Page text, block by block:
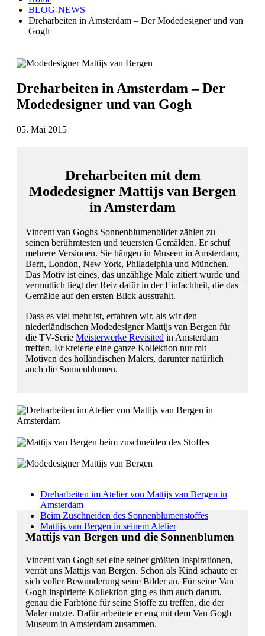
BLOG-NEWS
Dreharbeiten in Amsterdam – Der Modedesigner und van
Gogh
Dreharbeiten in Amsterdam – Der
Modedesigner und van Gogh
05. Mai 2015
Dreharbeiten mit dem
Modedesigner Mattijs van Bergen
in Amsterdam
Vincent van Goghs Sonnenblumenbilder zählen zu
seinen berühmtesten und teuersten Gemälden. Er schuf
mehrere Versionen. Sie hängen in Museen in Amsterdam,
Bern, London, New York, Philadelphia und München.
Das Motiv ist eines, das unzählige Male zitiert wurde und
vermutlich liegt der Reiz dafür in der Einfachheit, die das
Gemälde auf den ersten Blick ausstrahlt.
Dass es viel mehr ist, erfahren wir, als wir den
niederländischen Modedesigner Mattijs van Bergen für
die TV-Serie Meisterwerke Revisited in Amsterdam
treffen. Er kreierte eine ganze Kollektion nur mit
Motiven des holländischen Malers, darunter natürlich
auch die Sonnenblumen.
Dreharbeiten im Atelier von Mattijs van Bergen in
Amsterdam
Beim Zuschneiden des Sonnenblumenstoffes
Mattijs van Bergen in seinem Atelier
Mattijs van Bergen und die Sonnenblumen
Vincent van Gogh sei eine seiner größten Inspirationen,
verrät uns Mattijs van Bergen. Schon als Kind schaute er
sich voller Bewunderung seine Bilder an. Für seine Van
Gogh inspirierte Kollektion ging es ihm auch darum,
genau die Farbtöne für seine Stoffe zu treffen, die der
Maler nutzte. Dafür arbeitete er eng mit dem Van Gogh
Museum in Amsterdam zusammen.